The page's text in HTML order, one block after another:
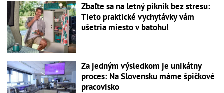
Zbaľte sa na letný piknik bez stresu:
Tieto praktické vychytávky vám
ušetria miesto v batohu!
Za jedným výsledkom je unikátny
proces: Na Slovensku máme špičkové
pracovisko